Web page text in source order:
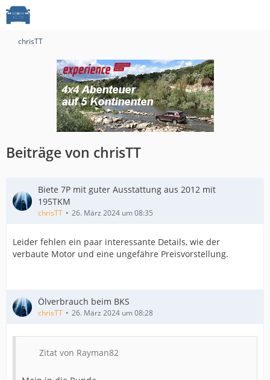
chrisTT
Beiträge von chrisTT
Biete 7P mit guter Ausstattung aus 2012 mit
195TKM
chrisTT 26. März 2024 um 08:35
Leider fehlen ein paar interessante Details, wie der
verbaute Motor und eine ungefähre Preisvorstellung.
Ölverbrauch beim BKS
chrisTT 26. März 2024 um 08:28
Zitat von Rayman82